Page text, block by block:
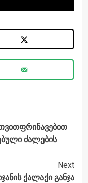
ძალების
Next
ქალაქი განჯა